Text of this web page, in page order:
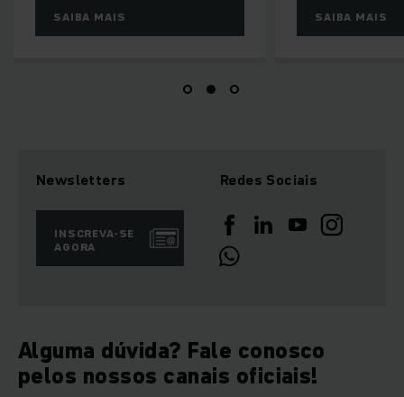
SAIBA MAIS SAIBA MAIS
Newsletters
INSCREVA-SE
AGORA
Redes Sociais
Alguma dúvida? Fale conosco
pelos nossos canais oficiais!